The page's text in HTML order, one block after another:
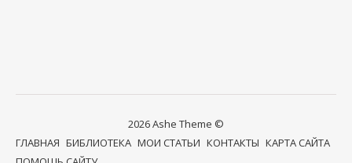
2026 Ashe Theme ©
ГЛАВНАЯ БИБЛИОТЕКА МОИ СТАТЬИ КОНТАКТЫ КАРТА САЙТА